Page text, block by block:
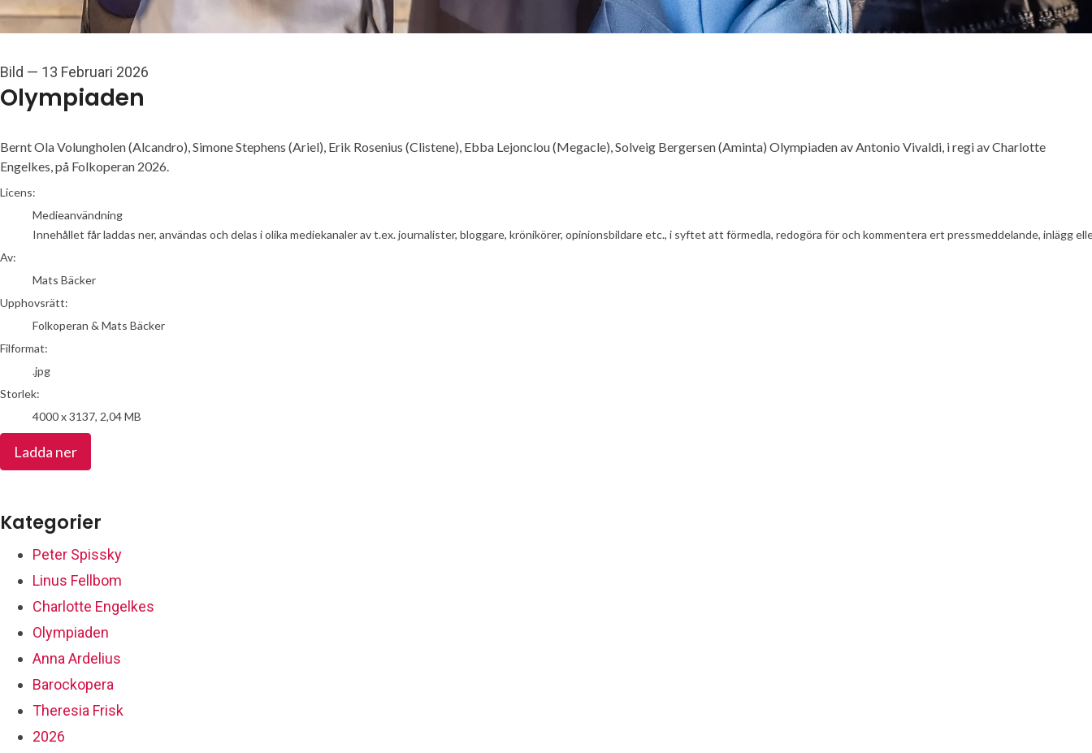
Bild — 13 Februari 2026
Olympiaden
Bernt Ola Volungholen (Alcandro), Simone Stephens (Ariel), Erik Rosenius (Clistene), Ebba Lejonclou (Megacle), Solveig Bergersen (Aminta) Olympiaden av Antonio Vivaldi, i regi av Charlotte
Engelkes, på Folkoperan 2026.
Mats Bäcker
Licens:
Medieanvändning
Innehållet får laddas ner, användas och delas i olika mediekanaler av t.ex. journalister, bloggare, krönikörer, opinionsbildare etc., i syftet att förmedla, redogöra för och kommentera ert pressmeddelande,
Av:
Mats Bäcker
Upphovsrätt:
Folkoperan & Mats Bäcker
Filformat:
.jpg
Storlek:
4000 x 3137, 2,04 MB
Ladda ner
Kategorier
Peter Spissky
Linus Fellbom
Charlotte Engelkes
Olympiaden
Anna Ardelius
Barockopera
Theresia Frisk
2026